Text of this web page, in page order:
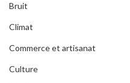
Bruit
Climat
Commerce et artisanat
Culture